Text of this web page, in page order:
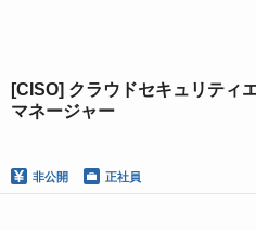
[CISO] クラウドセキュリティ
マネージャー
非公開 正社員